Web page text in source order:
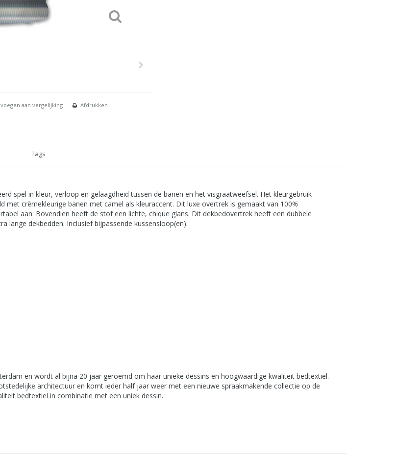
aan vergelijking Afdrukken
Tags
spel in kleur, verloop en gelaagdheid tussen de banen en het visgraatweefsel. Het kleurgebruik
crèmekleurige banen met camel als kleuraccent. Dit luxe overtrek is gemaakt van 100%
aan. Bovendien heeft de stof een lichte, chique glans. Dit dekbedovertrek heeft een dubbele
lange dekbedden. Inclusief bijpassende kussensloop(en).
en wordt al bijna 20 jaar geroemd om haar unieke dessins en hoogwaardige kwaliteit bedtextiel.
architectuur en komt ieder half jaar weer met een nieuwe spraakmakende collectie op de
bedtextiel in combinatie met een uniek dessin.